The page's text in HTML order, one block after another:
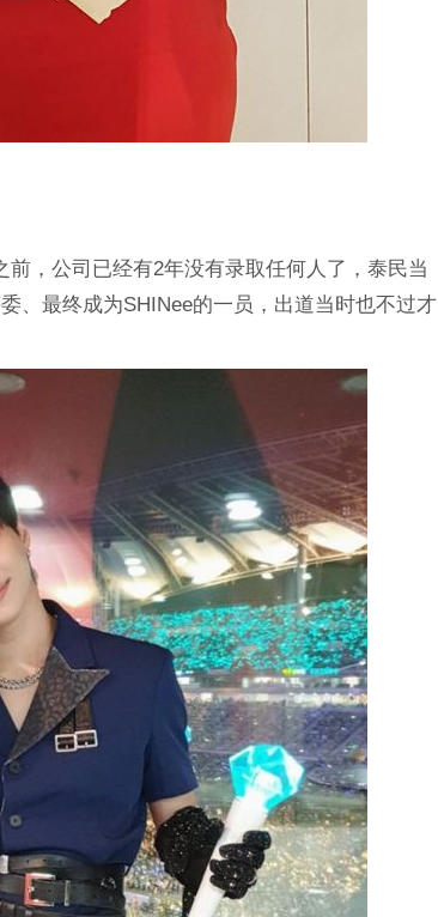
，公司已经有2年没有录取任何人了，泰民当
、最终成为SHINee的一员，出道当时也不过才